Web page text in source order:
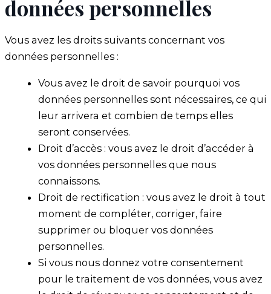
données personnelles
Vous avez les droits suivants concernant vos
données personnelles :
Vous avez le droit de savoir pourquoi vos
données personnelles sont nécessaires, ce qui
leur arrivera et combien de temps elles
seront conservées.
Droit d’accès : vous avez le droit d’accéder à
vos données personnelles que nous
connaissons.
Droit de rectification : vous avez le droit à tout
moment de compléter, corriger, faire
supprimer ou bloquer vos données
personnelles.
Si vous nous donnez votre consentement
pour le traitement de vos données, vous avez